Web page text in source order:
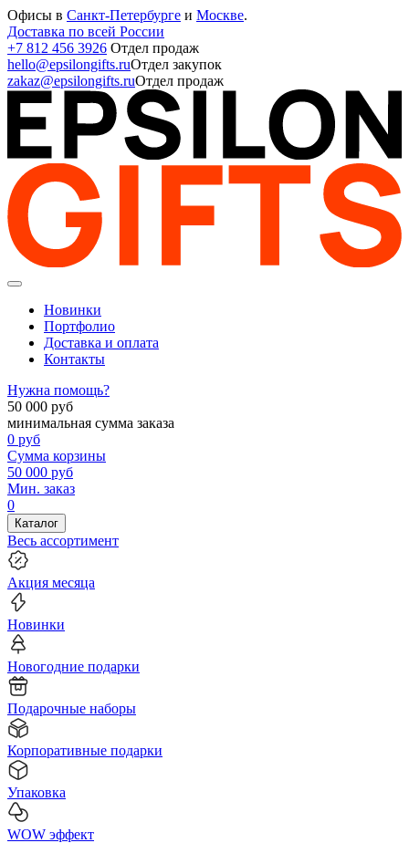
Офисы в Санкт-Петербурге и Москве.
Доставка по всей России
+7 812 456 3926 Отдел продаж
hello@epsilongifts.ruОтдел закупок
zakaz@epsilongifts.ruОтдел продаж
Новинки
Портфолио
Доставка и оплата
Контакты
Нужна помощь?
50 000 руб
минимальная сумма заказа
0 руб
Сумма корзины
50 000 руб
Мин. заказ
0
Каталог
Весь ассортимент
Акция месяца
Новинки
Новогодние подарки
Подарочные наборы
Корпоративные подарки
Упаковка
WOW эффект